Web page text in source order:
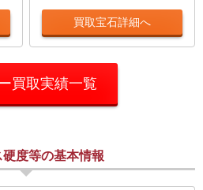
買取宝石詳細へ
買取実績一覧
度等の基本情報